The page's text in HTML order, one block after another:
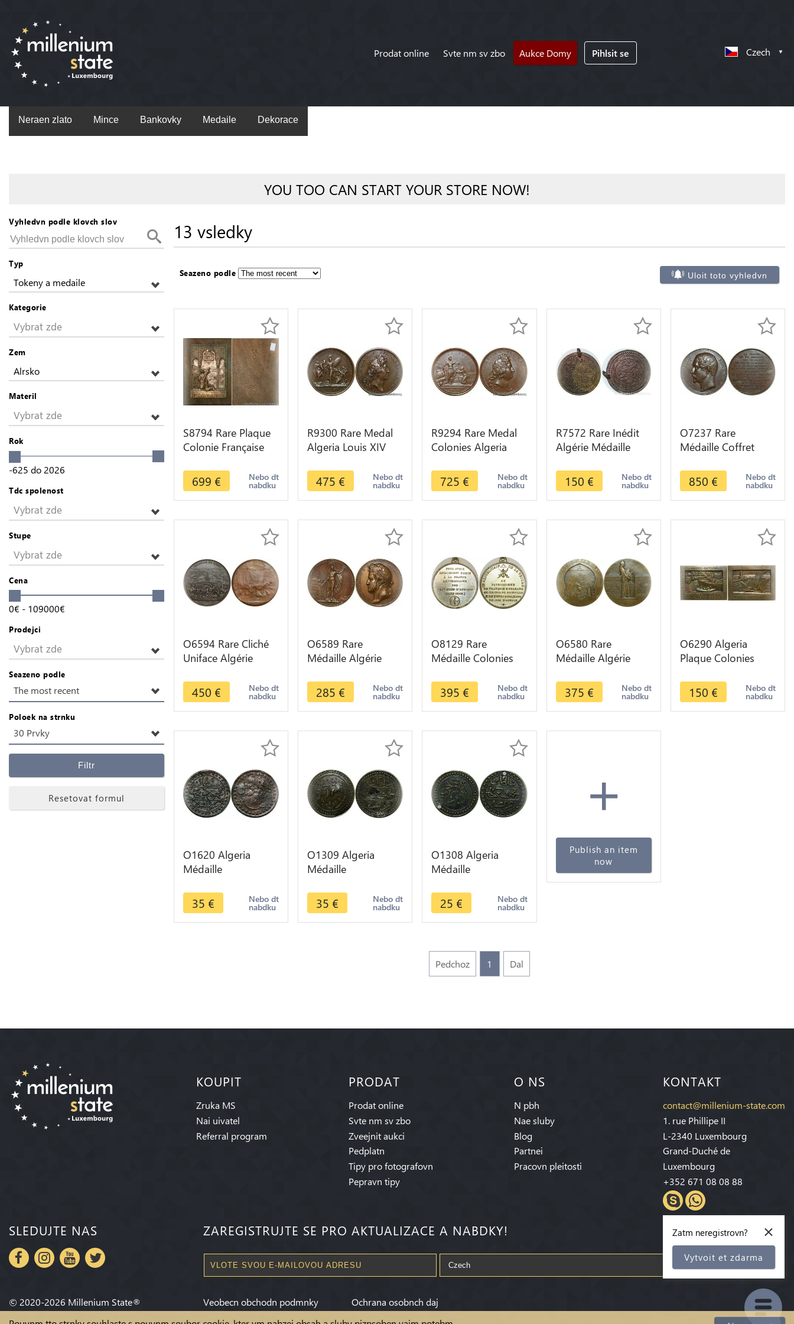
Prodat online Svte nm sv zbo Aukce Domy Pihlsit se Czech
Neraen zlato Mince Bankovky Medaile Dekorace
YOU TOO CAN START YOUR STORE NOW!
Vyhledvn podle klovch slov
Typ
Tokeny a medaile
Kategorie
Vybrat zde
Zem
Alrsko
Materil
Vybrat zde
Rok
-625 do 2026
Tdc spolenost
Vybrat zde
Stupe
Vybrat zde
Cena
0€ - 109000€
Prodejci
Vybrat zde
Seazeno podle
The most recent
Poloek na strnku
30 Prvky
Filtr
Resetovat formul
13 vsledky
Seazeno podle Uloit toto vyhledvn
S8794 Rare Plaque
Colonie Française
sur bois SUP
699 € Nebo dt
nabdku
R9300 Rare Medal
Algeria Louis XIV
Alger Libération
esclaves 1683
475 € Nebo dt
nabdku
R9294 Rare Medal
Colonies Algeria
Pirates Algériens
1684 UNC
725 € Nebo dt
nabdku
R7572 Rare Inédit
Algérie Médaille
Propagande Armée
Française 1857
150 € Nebo dt
nabdku
O7237 Rare
Médaille Coffret
Maréchal Bugeaud
Napoléon 1850 SUP
850 € Nebo dt
nabdku
O6594 Rare Cliché
Uniface Algérie
Depaulis SUP
450 € Nebo dt
nabdku
O6589 Rare
Médaille Algérie
Colonies Louis-
Philippe 1837 SUP
285 € Nebo dt
nabdku
O8129 Rare
Médaille Colonies
duc Orléans Aumale
1848 SPL
395 € Nebo dt
nabdku
O6580 Rare
Médaille Algérie
Afrique 50 ans Alger
1930 SUP
375 € Nebo dt
nabdku
O6290 Algeria
Plaque Colonies
France Alger 1930
SUP
150 € Nebo dt
nabdku
O1620 Algeria
Médaille
Djurdjura Kabylie
Victoire 1257 1857
SUP
35 € Nebo dt
nabdku
O1309 Algeria
Médaille
Francaise AH 1257
1857 AU
35 € Nebo dt
nabdku
O1308 Algeria
Médaille
Francaise AH 1257
1857 AU
25 € Nebo dt
nabdku
+
Publish an item
now
Pedchoz 1 Dal
KOUPIT
Zruka MS
Nai uivatel
Referral program
PRODAT
Prodat online
Svte nm sv zbo
Zveejnit aukci
Pedplatn
Tipy pro fotografovn
Pepravn tipy
O NS
N pbh
Nae sluby
Blog
Partnei
Pracovn pleitosti
KONTAKT
contact@millenium-state.com
1. rue Phillipe II
L-2340 Luxembourg
Grand-Duché de
Luxembourg
+352 671 08 08 88
SLEDUJTE NAS ZAREGISTRUJTE SE PRO AKTUALIZACE A NABDKY!
Pedplatit
© 2020-2026 Millenium State® Veobecn obchodn podmnky Ochrana osobnch daj
×
Zatm neregistrovn?
Vytvoit et zdarma